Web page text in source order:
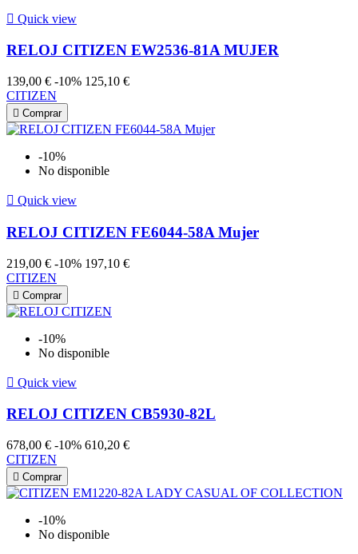
 Quick view
RELOJ CITIZEN EW2536-81A MUJER
139,00 € -10% 125,10 €
CITIZEN
 Comprar
-10%
No disponible
 Quick view
RELOJ CITIZEN FE6044-58A Mujer
219,00 € -10% 197,10 €
CITIZEN
 Comprar
-10%
No disponible
 Quick view
RELOJ CITIZEN CB5930-82L
678,00 € -10% 610,20 €
CITIZEN
 Comprar
-10%
No disponible